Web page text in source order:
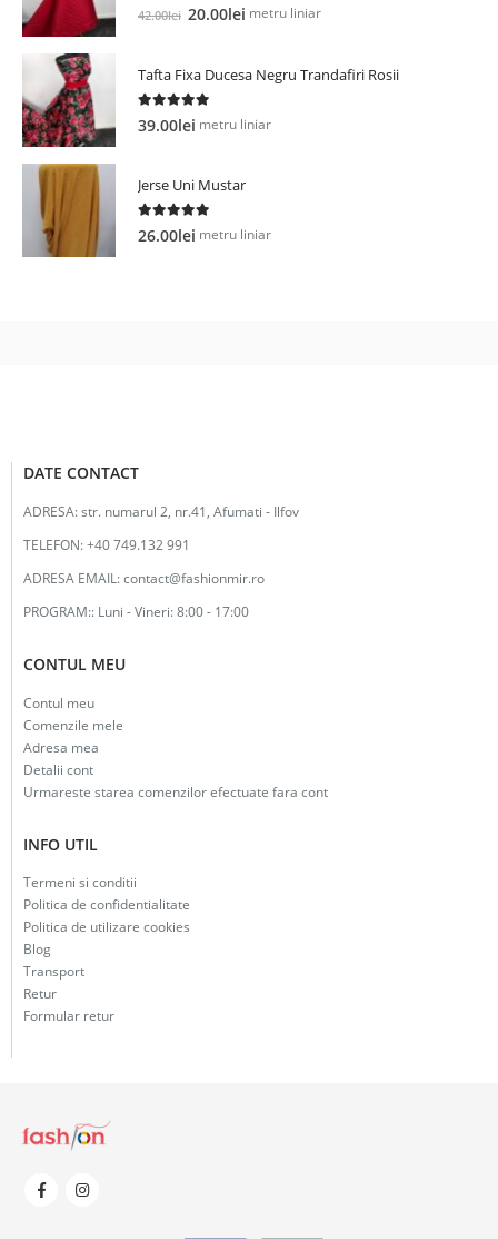
out of 5
42.00lei Prețul
fost:
42.00lei.
20.00lei Prețul
20.00lei.
metru liniar
Tafta Fixa Ducesa Negru Trandafiri Rosii
5.00out of 5
39.00lei metru liniar
Jerse Uni Mustar
5.00out of 5
26.00lei metru liniar
DATE CONTACT
ADRESA:str. numarul 2, nr.41, Afumati - Ilfov
TELEFON:+40 749.132 991
ADRESA EMAIL:contact@fashionmir.ro
PROGRAM:: Luni - Vineri: 8:00 - 17:00
CONTUL MEU
Contul meu
Comenzile mele
Adresa mea
Detalii cont
Urmareste starea comenzilor efectuate fara cont
INFO UTIL
Termeni si conditii
Politica de confidentialitate
Politica de utilizare cookies
Blog
Transport
Retur
Formular retur